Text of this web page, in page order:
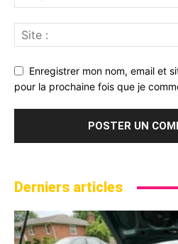
Enregistrer mon nom, email et
pour la prochaine fois que je
Derniers articles